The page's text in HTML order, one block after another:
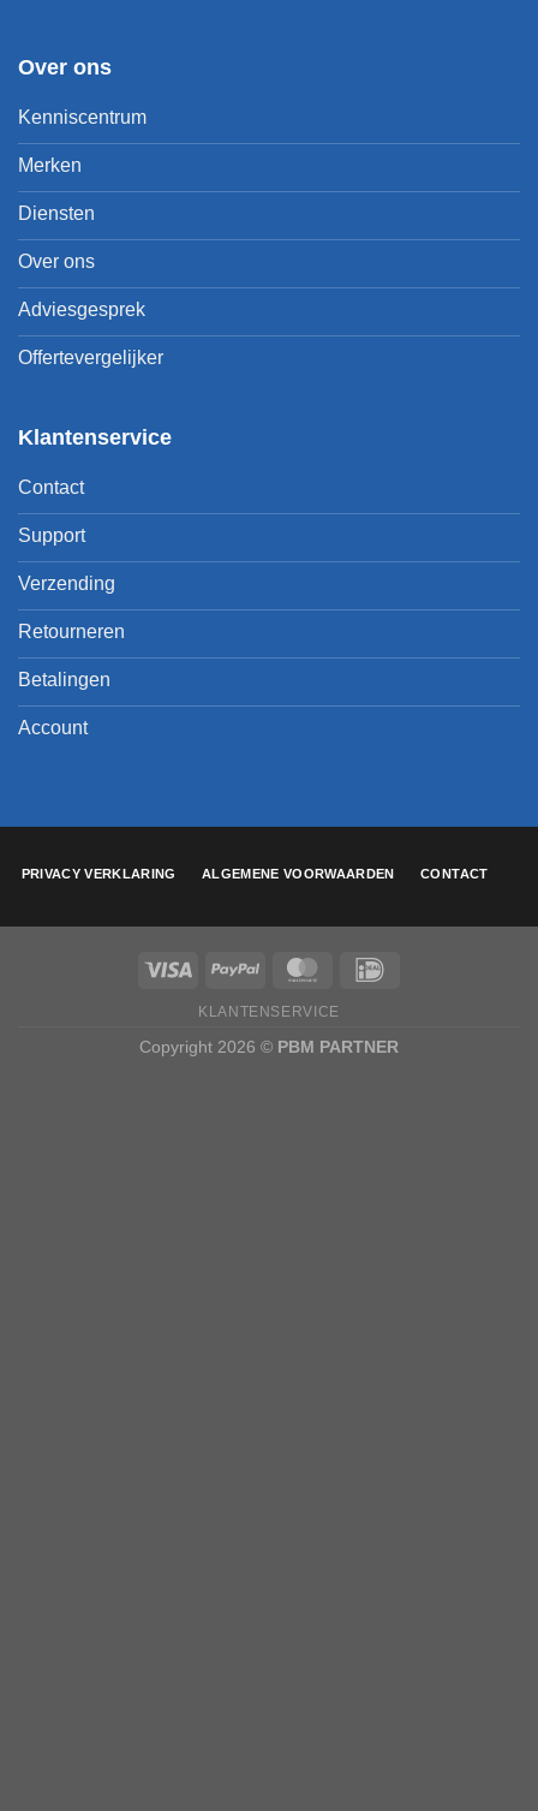
Over ons
Kenniscentrum
Merken
Diensten
Over ons
Adviesgesprek
Offertevergelijker
Klantenservice
Contact
Support
Verzending
Retourneren
Betalingen
Account
PRIVACY VERKLARING ALGEMENE VOORWAARDEN CONTACT
KLANTENSERVICE
Copyright 2026 © PBM PARTNER